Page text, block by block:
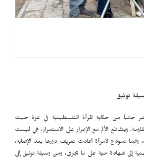
توثيق
جانباً من حكاية المرأة الفلسطينية في غزة حيث
ويتقاطع الألم مع الإصرار على الاستمرار، هي ليست
نموذج لامرأة أعادت تعريف دورها بعد الإصابة،
إلى شهادة حيّة على ما يجري، ومن وسيلة توثيق إلى